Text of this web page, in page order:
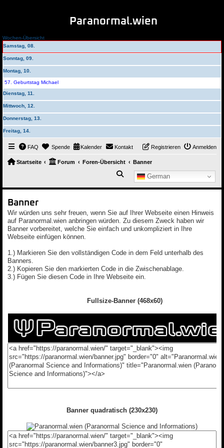
Paranormal.wien
Wochen-Übersicht
Samstag, 08.
Sonntag, 09.
Montag, 10.
57. Geburtstag Michael
Dienstag, 11.
Mittwoch, 12.
Donnerstag, 13.
Freitag, 14.
FAQ Spende Kalender Kontakt Anmelden
Registrieren
Startseite Forum Foren-Übersicht Banner
German
Suche
Banner
Wir würden uns sehr freuen, wenn Sie auf Ihrer Webseite einen Hinweis
auf Paranormal.wien anbringen würden. Zu diesem Zweck haben wir
Banner vorbereitet, welche Sie einfach und unkompliziert in Ihre
Webseite einfügen können.
1.) Markieren Sie den vollständigen Code in dem Feld unterhalb des
Banners.
2.) Kopieren Sie den markierten Code in die Zwischenablage.
3.) Fügen Sie diesen Code in Ihre Webseite ein.
Fullsize-Banner (468x60)
Banner quadratisch (230x230)